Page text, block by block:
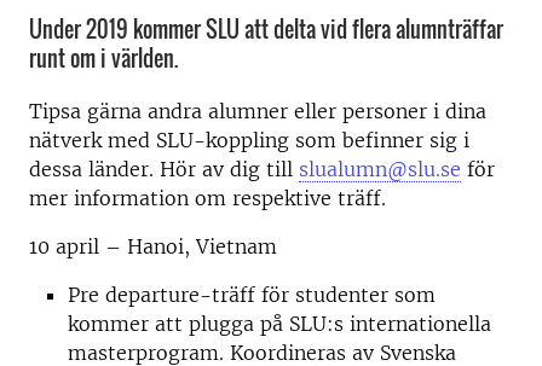
Under 2019 kommer SLU att delta vid flera alumnträffar
runt om i världen.
Tipsa gärna andra alumner eller personer i dina
nätverk med SLU-koppling som befinner sig i
dessa länder. Hör av dig till slualumn@slu.se för
mer information om respektive träff.
10 april – Hanoi, Vietnam
Pre departure-träff för studenter som
kommer att plugga på SLU:s internationella
masterprogram. Koordineras av Svenska